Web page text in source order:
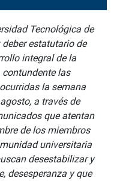
Tecnológica de
deber estatutario de
integral de la
las
la semana
a través de
que atentan
de los miembros
universitaria
desestabilizar y
desesperanza y que